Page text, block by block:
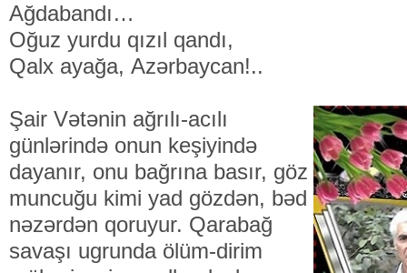
Аğdаbаndı…
Оğuz yurdu qızıl qаndı,
Qаlх аyаğа, Аzərbаycаn!..
Şair Vətənin ağrılı-acılı
günlərində onun keşiyində
dayanır, onu bağrına basır, göz
muncuğu kimi yad gözdən, bəd
nəzərdən qoruyur. Qarabağ
savaşı ugrunda ölüm-dirim